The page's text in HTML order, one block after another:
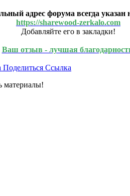
адрес форума всегда указан
https://sharewood-zerkalo.com
Добавляйте его в закладки!
Ваш отзыв - лучшая
Поделиться Ссылка
материалы!